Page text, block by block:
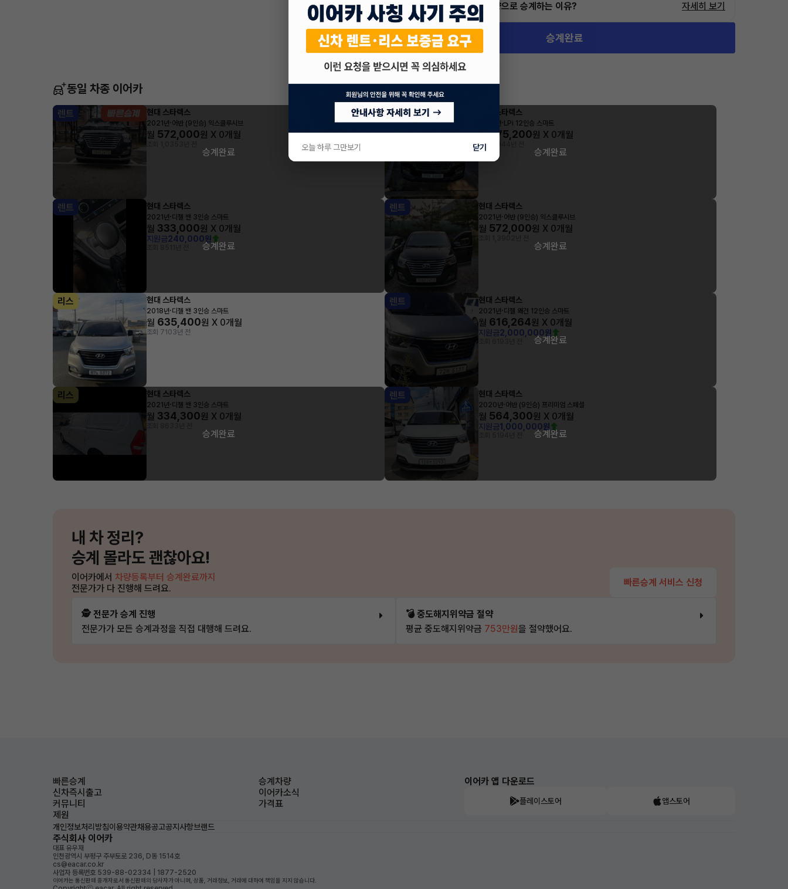
빠른승계서비스 인증 차량으로 승계하는 이유? 자세히 보기
승계완료
동일 차종 이어카
렌트 현대 스타렉스
2021년· 어반 (9인승) 익스클루시브
월 572,000원 X 0개월
승계완료
렌트 현대 스타렉스
2021년· LPi 12인승 스마트
월475,200원 X 0개월
조회 694
승계완료
렌트 현대 스타렉스
2021년· 디젤 밴 3인승 스마트
월 333,000원 X 0개월
지원금240,000원
승계완료
렌트 현대 스타렉스
2021년· 어반 (9인승) 익스클루시브
월 572,000원 X 0개월
승계완료
리스 현대 스타렉스
2018년·디젤 밴 3인승 스마트
월 635,400원 X 0개월
조회 7103년 전
렌트 현대 스타렉스
2021년· 디젤 왜건 12인승 스마트
월 616,264원 X 0개월
지원금2,000,000원
승계완료
리스 현대 스타렉스
2021년· 디젤 밴 3인승 스마트
월 334,300원 X 0개월
승계완료
렌트 현대 스타렉스
2020년· 어반 (9인승) 프리미엄 스페셜
월 564,300원 X 0개월
지원금1,000,000원
승계완료
내 차 정리?
승계 몰라도 괜찮아요!
이어카에서 차량등록부터 승계완료까지
전문가가 다 진행해 드려요.
빠른승계 서비스 신청
🕵️ 전문가 승계 진행
전문가가 모든 승계과정을 직접 대행해 드려요.
💣 중도해지위약금 절약
평균 중도해지위약금 753만원을 절약했어요.
빠른승계
승계차량
신차즉시출고
이어카소식
커뮤니티
가격표
제원
이어카 앱 다운로드
플레이스토어 앱스토어
개인정보처리방침이용약관채용공고공지사항브랜드
주식회사 이어카
대표 유우재
인천광역시 부평구 주부토로 236, D동 1514호
cs@eacar.co.kr
사업자 등록번호 539-88-02334 | 1877-2520
이어카는 통신판매 중개자로서 통신판매의 당사자가 아니며, 상품, 거래정보, 거래에 대하여 책임을 지지 않습니다.
오늘 하루 그만보기 닫기